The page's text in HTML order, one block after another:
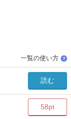
一覧の使い方 ？
読む
58pt